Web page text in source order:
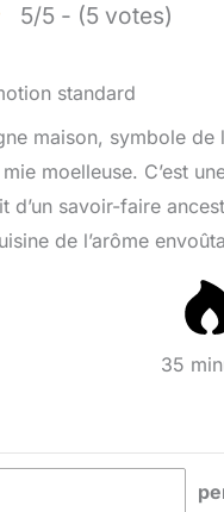
5/5 - (5 votes)
maison, symbole
moelleuse. C’est
d’un savoir-faire
de l’arôme
35